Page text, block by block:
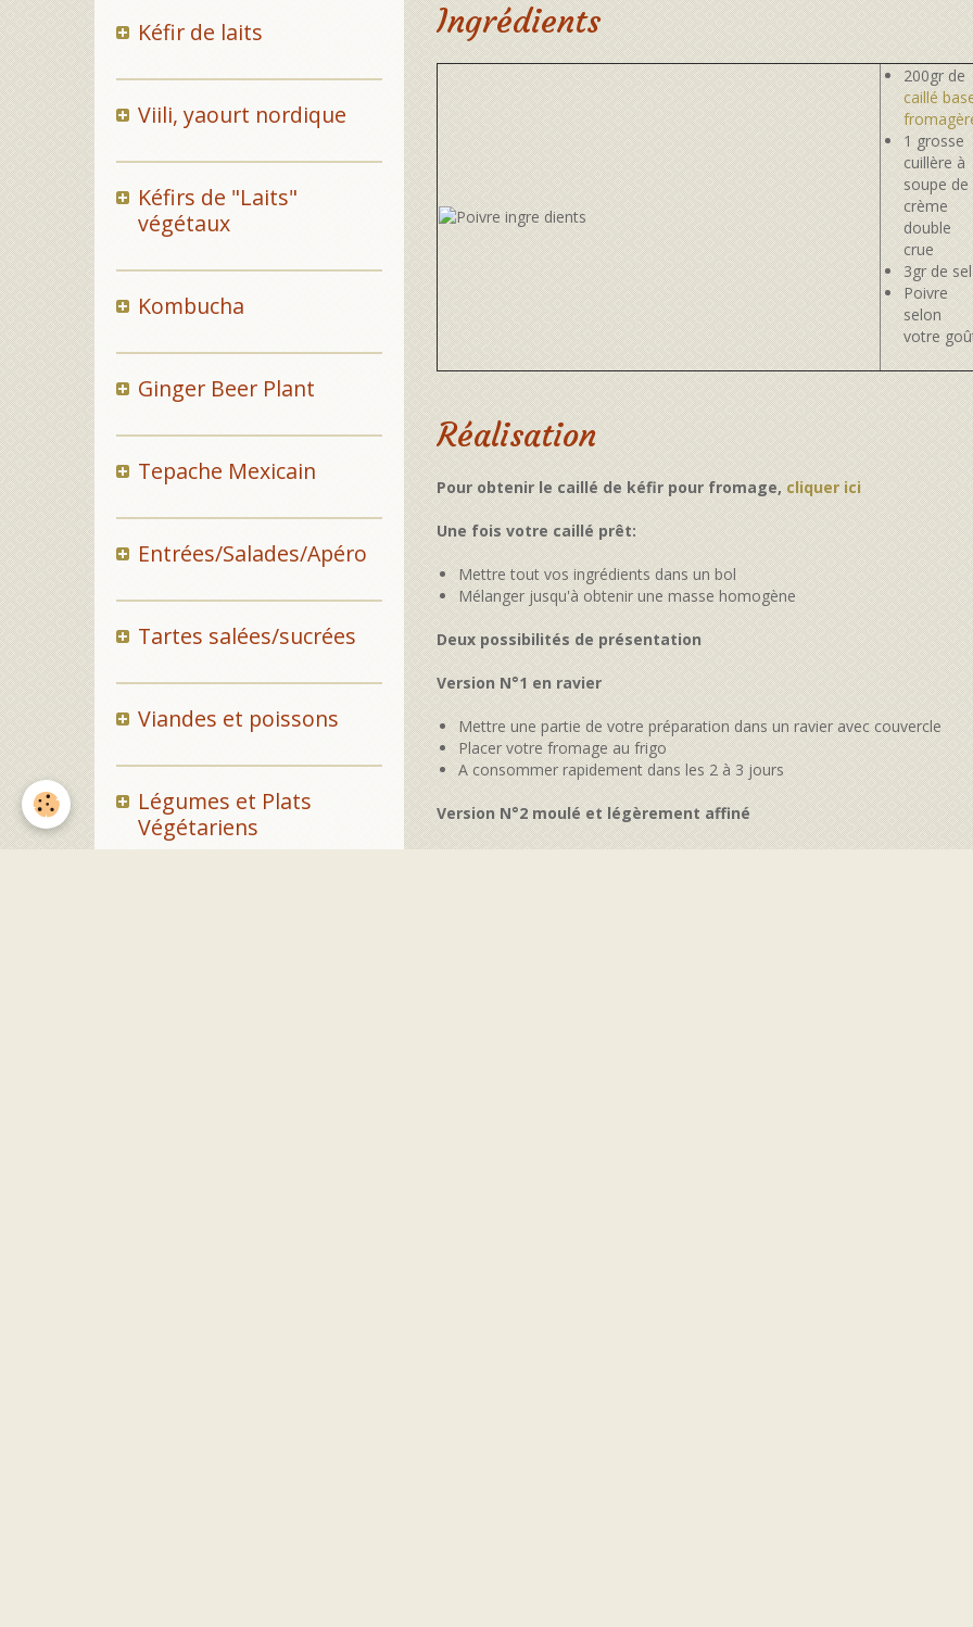
Ingrédients
200gr de
caillé
1 grosse
cuillère à
soupe de
crème
double
crue
3gr de sel
Poivre
selon
votre
Réalisation
Pour obtenir le caillé de kéfir pour fromage, cliquer ici
Une fois votre caillé prêt:
Mettre tout vos ingrédients dans un bol
Mélanger jusqu'à obtenir une masse homogène
Deux possibilités de présentation
Version N°1 en ravier
Mettre une partie de votre préparation dans un ravier avec couvercle
Placer votre fromage au frigo
A consommer rapidement dans les 2 à 3 jours
Version N°2 moulé et légèrement affiné
Placer une étamine dans une forme, moule, cercle
Kéfir de laits
Viili, yaourt nordique
Kéfirs de "Laits"
végétaux
Kombucha
Ginger Beer Plant
Tepache Mexicain
Entrées/Salades/Apéro
Tartes salées/sucrées
Viandes et poissons
Légumes et Plats
Végétariens